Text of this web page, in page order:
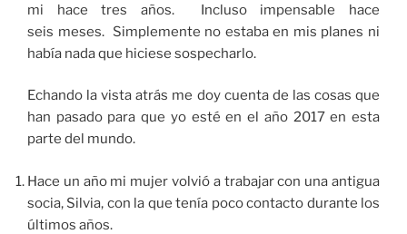
mi hace tres años. Incluso impensable hace
seis meses. Simplemente no estaba en mis planes ni
había nada que hiciese sospecharlo.
Echando la vista atrás me doy cuenta de las cosas que
han pasado para que yo esté en el año 2017 en esta
parte del mundo.
Hace un año mi mujer volvió a trabajar con una antigua
socia, Silvia, con la que tenía poco contacto durante los
últimos años.